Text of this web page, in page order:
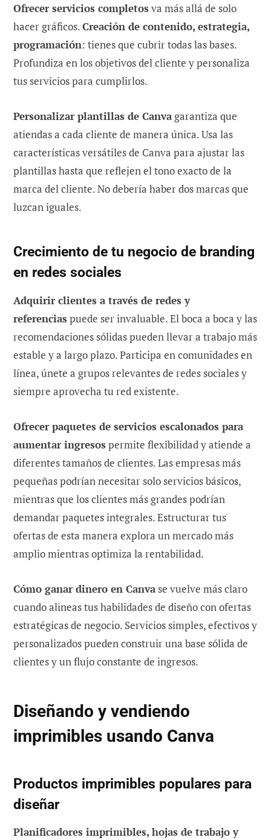
Ofrecer servicios completos va más allá de solo
hacer gráficos.Creación de contenido, estrategia,
programación: tienes que cubrir todas las bases.
Profundiza en los objetivos del cliente y personaliza
tus servicios para cumplirlos.
Personalizar plantillas de Canvagarantiza que
atiendas a cada cliente de manera única. Usa las
características versátiles de Canva para ajustar las
plantillas hasta que reflejen el tono exacto de la
marca del cliente. No debería haber dos marcas que
luzcan iguales.
Crecimiento de tu negocio de branding
en redes sociales
Adquirir clientes a través de redes y
referencias puede ser invaluable. El boca a boca y las
recomendaciones sólidas pueden llevar a trabajo más
estable y a largo plazo. Participa en comunidades en
línea, únete a grupos relevantes de redes sociales y
siempre aprovecha tu red existente.
Ofrecer paquetes de servicios escalonados para
aumentar ingresos permite flexibilidad y atiende a
diferentes tamaños de clientes. Las empresas más
pequeñas podrían necesitar solo servicios básicos,
mientras que los clientes más grandes podrían
demandar paquetes integrales. Estructurar tus
ofertas de esta manera explora un mercado más
amplio mientras optimiza la rentabilidad.
Cómo ganar dinero en Canvase vuelve más claro
cuando alineas tus habilidades de diseño con ofertas
estratégicas de negocio. Servicios simples, efectivos y
personalizados pueden construir una base sólida de
clientes y un flujo constante de ingresos.
Diseñando y vendiendo
imprimibles usando Canva
Productos imprimibles populares para
diseñar
Planificadores imprimibles, hojas de trabajo y